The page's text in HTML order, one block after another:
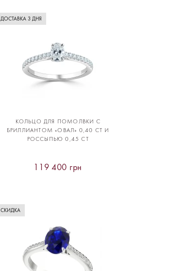
ДОСТАВКА 3 ДНЯ
КОЛЬЦО ДЛЯ ПОМОЛВКИ С
БРИЛЛИАНТОМ «ОВАЛ» 0,40 CT И
РОССЫПЬЮ 0,45 CT
119 400 грн
СКИДКА